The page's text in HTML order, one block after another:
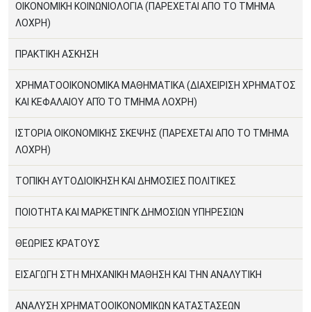
ΟΙΚΟΝΟΜΙΚΗ ΚΟΙΝΩΝΙΟΛΟΓΙΑ (ΠΑΡΕΧΕΤΑΙ ΑΠΟ ΤΟ ΤΜΗΜΑ
ΛΟΧΡΗ)
ΠΡΑΚΤΙΚΗ ΑΣΚΗΣΗ
ΧΡΗΜΑΤΟΟΙΚΟΝΟΜΙΚΑ ΜΑΘΗΜΑΤΙΚΑ (ΔΙΑΧΕΙΡΙΣΗ ΧΡΗΜΑΤΟΣ
ΚΑΙ ΚΕΦΑΛΑΙΟΥ ΑΠΌ ΤΟ ΤΜΗΜΑ ΛΟΧΡΗ)
ΙΣΤΟΡΙΑ ΟΙΚΟΝΟΜΙΚΗΣ ΣΚΕΨΗΣ (ΠΑΡΕΧΕΤΑΙ ΑΠΟ ΤΟ ΤΜΗΜΑ
ΛΟΧΡΗ)
ΤΟΠΙΚΗ ΑΥΤΟΔΙΟΙΚΗΣΗ ΚΑΙ ΔΗΜΟΣΙΕΣ ΠΟΛΙΤΙΚΕΣ
ΠΟΙΟΤΗΤΑ ΚΑΙ ΜΑΡΚΕΤΙΝΓΚ ΔΗΜΟΣΙΩΝ ΥΠΗΡΕΣΙΩΝ
ΘΕΩΡΙΕΣ ΚΡΑΤΟΥΣ
ΕΙΣΑΓΩΓΗ ΣΤΗ ΜΗΧΑΝΙΚΗ ΜΑΘΗΣΗ ΚΑΙ ΤΗΝ ΑΝΑΛΥΤΙΚΗ
ΑΝΑΛΥΣΗ ΧΡΗΜΑΤΟΟΙΚΟΝΟΜΙΚΩΝ ΚΑΤΑΣΤΑΣΕΩΝ